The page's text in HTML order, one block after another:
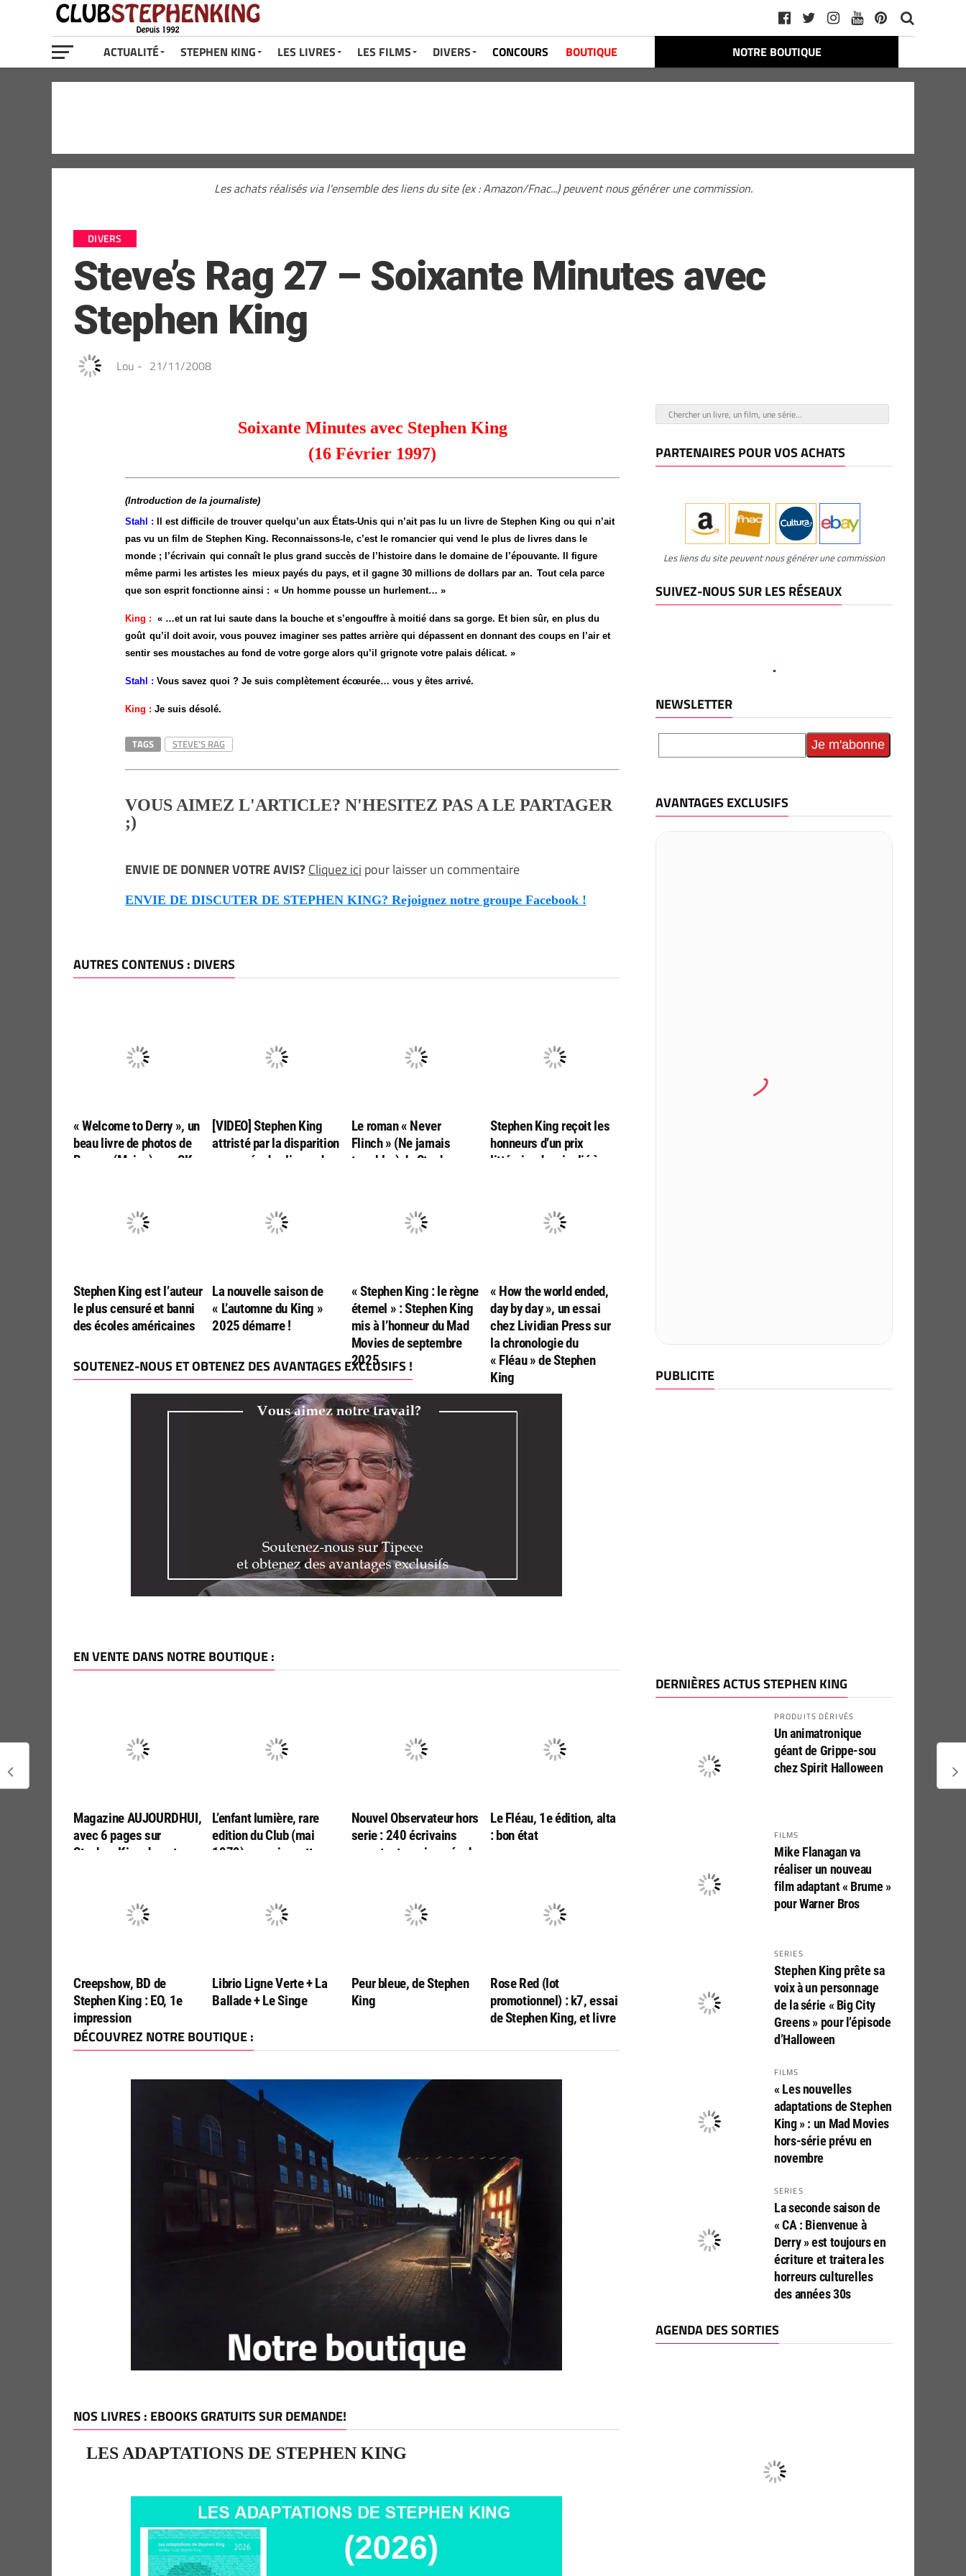
ACTUALITÉ STEPHEN KING LES LIVRES LES FILMS DIVERS CONCOURS BOUTIQUE NOTRE BOUTIQUE
Les achats réalisés via l'ensemble des liens du site (ex : Amazon/Fnac...) peuvent nous générer une commission.
DIVERS
Steve’s Rag 27 – Soixante Minutes avec
Stephen King
Lou - 21/11/2008
Soixante Minutes avec Stephen King
(16 Février 1997)
(Introduction de la journaliste)
Stahl : Il est difficile de trouver quelqu’un aux États-Unis qui n’ait pas lu un livre de Stephen King ou qui n’ait
pas vu un film de Stephen King. Reconnaissons-le, c’est le romancier qui vend le plus de livres dans le
monde ; l’écrivain qui connaît le plus grand succès de l’histoire dans le domaine de l’épouvante. Il figure
même parmi les artistes les mieux payés du pays, et il gagne 30 millions de dollars par an. Tout cela parce
que son esprit fonctionne ainsi : « Un homme pousse un hurlement… »
King : « …et un rat lui saute dans la bouche et s’engouffre à moitié dans sa gorge. Et bien sûr, en plus du
goût qu’il doit avoir, vous pouvez imaginer ses pattes arrière qui dépassent en donnant des coups en l’air et
sentir ses moustaches au fond de votre gorge alors qu’il grignote votre palais délicat. »
Stahl : Vous savez quoi ? Je suis complètement écœurée… vous y êtes arrivé.
King : Je suis désolé.
TAGS STEVE'S RAG
VOUS AIMEZ L'ARTICLE? N'HESITEZ PAS A LE PARTAGER
;)
ENVIE DE DONNER VOTRE AVIS?Cliquez ici pour laisser un commentaire
ENVIE DE DISCUTER DE STEPHEN KING? Rejoignez notre groupe Facebook !
AUTRES CONTENUS : DIVERS
« Welcome to Derry », un
beau livre de photos de
Bangor (Maine), par SK
[VIDEO] Stephen King
attristé par la disparition
annoncée des livres de
Le roman « Never
Flinch » (Ne jamais
trembler) de Stephen
Stephen King reçoit les
honneurs d’un prix
littéraire danois, lié à
Stephen King est l’auteur
le plus censuré et banni
des écoles américaines
La nouvelle saison de
« L’automne du King »
2025 démarre !
« Stephen King : le règne
éternel » : Stephen King
mis à l’honneur du Mad
Movies de septembre
2025
« How the world ended,
day by day », un essai
chez Lividian Press sur
la chronologie du
« Fléau » de Stephen
King
SOUTENEZ-NOUS ET OBTENEZ DES AVANTAGES EXCLUSIFS !
EN VENTE DANS NOTRE BOUTIQUE :
Magazine AUJOURDHUI,
avec 6 pages sur
Stephen King durant sa
L’enfant lumière, rare
edition du Club (mai
1979), avec jaquette
Nouvel Observateur hors
serie : 240 écrivains
racontent une journée du
Le Fléau, 1e édition, alta
: bon état
Creepshow, BD de
Stephen King : EO, 1e
impression
Librio Ligne Verte + La
Ballade + Le Singe
Peur bleue, de Stephen
King
Rose Red (lot
promotionnel) : k7, essai
de Stephen King, et livre
DÉCOUVREZ NOTRE BOUTIQUE :
NOS LIVRES : EBOOKS GRATUITS SUR DEMANDE!
LES ADAPTATIONS DE STEPHEN KING
PARTENAIRES POUR VOS ACHATS
Les liens du site peuvent nous générer une commission
SUIVEZ-NOUS SUR LES RÉSEAUX
NEWSLETTER
AVANTAGES EXCLUSIFS
PUBLICITE
DERNIÈRES ACTUS STEPHEN KING
PRODUITS DÉRIVÉS
Un animatronique
géant de Grippe-sou
chez Spirit Halloween
FILMS
Mike Flanagan va
réaliser un nouveau
film adaptant « Brume »
pour Warner Bros
SERIES
Stephen King prête sa
voix à un personnage
de la série « Big City
Greens » pour l’épisode
d’Halloween
FILMS
« Les nouvelles
adaptations de Stephen
King » : un Mad Movies
hors-série prévu en
novembre
SERIES
La seconde saison de
« CA : Bienvenue à
Derry » est toujours en
écriture et traitera les
horreurs culturelles
des années 30s
AGENDA DES SORTIES